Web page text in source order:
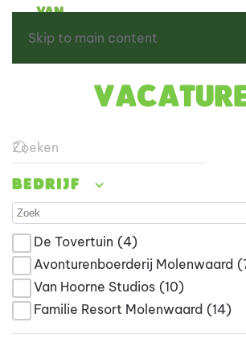
Skip to main content
Bedrijf
De Tovertuin (4)
Avonturenboerderij Molenwaard
Van Hoorne Studios (10)
Familie Resort Molenwaard (14)